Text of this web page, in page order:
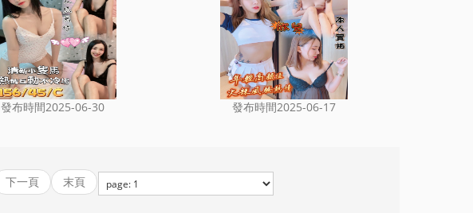
發布時間2025-06-30 發布時間2025-06-17
下一頁 末頁